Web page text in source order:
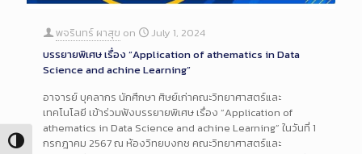
Toggle High Contrast
พจรินทร์ ผาสุข on
July 1, 2024
บรรยายพิเศษ เรื่อง “Application of athematics in Data
Science and achine Learning”
อาจารย์ บุคลากร นักศึกษา ศิษย์เก่าคณะวิทยาศาสตร์และ
เทคโนโลยี เข้าร่วมฟังบรรยายพิเศษ เรื่อง “Application of
athematics in Data Science and achine Learning” ในวันที่ 1
กรกฎาคม 2567 ณ ห้องวิทยบงกช คณะวิทยาศาสตร์และ